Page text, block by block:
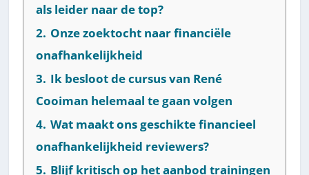
als leider naar de top?
2. Onze zoektocht naar financiële
onafhankelijkheid
3. Ik besloot de cursus van René
Cooiman helemaal te gaan volgen
4. Wat maakt ons geschikte financieel
onafhankelijkheid reviewers?
5. Blijf kritisch op het aanbod trainingen